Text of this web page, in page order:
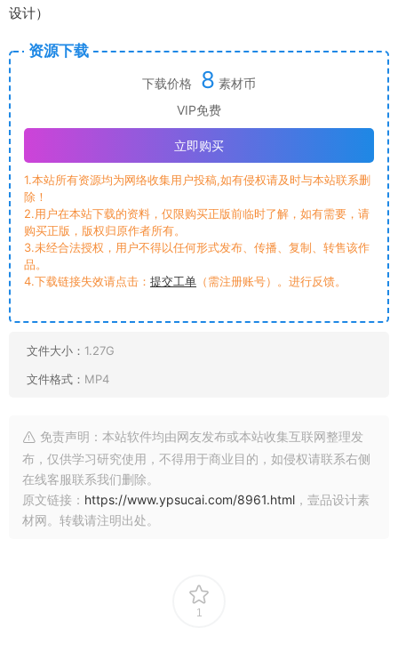
设计）
资源下载
下载价格 8 素材币
VIP免费
立即购买
1.本站所有资源均为网络收集用户投稿,如有侵权请及时与本站联系删
除！
2.用户在本站下载的资料，仅限购买正版前临时了解，如有需要，请
购买正版，版权归原作者所有。
3.未经合法授权，用户不得以任何形式发布、传播、复制、转售该作
品。
4.下载链接失效请点击： 提交工单 （需注册账号）。进行反馈。
文件大小： 1.27G
文件格式： MP4
免责声明：本站软件均由网友发布或本站收集互联网整理发
布，仅供学习研究使用，不得用于商业目的，如侵权请联系右侧
在线客服联系我们删除。
原文链接： https://www.ypsucai.com/8961.html ，壹品设计素
材网。转载请注明出处。
1